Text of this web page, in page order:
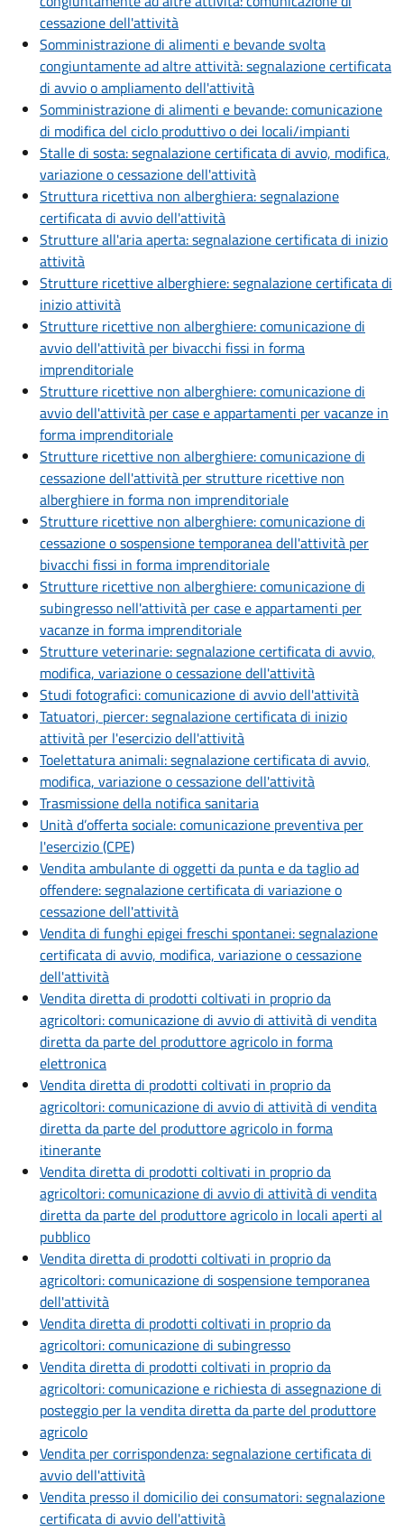
cessazione dell'attività
Somministrazione di alimenti e bevande svolta
congiuntamente ad altre attività: segnalazione certificata
di avvio o ampliamento dell'attività
Somministrazione di alimenti e bevande: comunicazione
di modifica del ciclo produttivo o dei locali/impianti
Stalle di sosta: segnalazione certificata di avvio, modifica,
variazione o cessazione dell'attività
Struttura ricettiva non alberghiera: segnalazione
certificata di avvio dell'attività
Strutture all'aria aperta: segnalazione certificata di inizio
attività
Strutture ricettive alberghiere: segnalazione certificata di
inizio attività
Strutture ricettive non alberghiere: comunicazione di
avvio dell'attività per bivacchi fissi in forma
imprenditoriale
Strutture ricettive non alberghiere: comunicazione di
avvio dell'attività per case e appartamenti per vacanze in
forma imprenditoriale
Strutture ricettive non alberghiere: comunicazione di
cessazione dell'attività per strutture ricettive non
alberghiere in forma non imprenditoriale
Strutture ricettive non alberghiere: comunicazione di
cessazione o sospensione temporanea dell'attività per
bivacchi fissi in forma imprenditoriale
Strutture ricettive non alberghiere: comunicazione di
subingresso nell'attività per case e appartamenti per
vacanze in forma imprenditoriale
Strutture veterinarie: segnalazione certificata di avvio,
modifica, variazione o cessazione dell'attività
Studi fotografici: comunicazione di avvio dell'attività
Tatuatori, piercer: segnalazione certificata di inizio
attività per l'esercizio dell'attività
Toelettatura animali: segnalazione certificata di avvio,
modifica, variazione o cessazione dell'attività
Trasmissione della notifica sanitaria
Unità d’offerta sociale: comunicazione preventiva per
l'esercizio (CPE)
Vendita ambulante di oggetti da punta e da taglio ad
offendere: segnalazione certificata di variazione o
cessazione dell'attività
Vendita di funghi epigei freschi spontanei: segnalazione
certificata di avvio, modifica, variazione o cessazione
dell'attività
Vendita diretta di prodotti coltivati in proprio da
agricoltori: comunicazione di avvio di attività di vendita
diretta da parte del produttore agricolo in forma
elettronica
Vendita diretta di prodotti coltivati in proprio da
agricoltori: comunicazione di avvio di attività di vendita
diretta da parte del produttore agricolo in forma
itinerante
Vendita diretta di prodotti coltivati in proprio da
agricoltori: comunicazione di avvio di attività di vendita
diretta da parte del produttore agricolo in locali aperti al
pubblico
Vendita diretta di prodotti coltivati in proprio da
agricoltori: comunicazione di sospensione temporanea
dell'attività
Vendita diretta di prodotti coltivati in proprio da
agricoltori: comunicazione di subingresso
Vendita diretta di prodotti coltivati in proprio da
agricoltori: comunicazione e richiesta di assegnazione di
posteggio per la vendita diretta da parte del produttore
agricolo
Vendita per corrispondenza: segnalazione certificata di
avvio dell'attività
Vendita presso il domicilio dei consumatori: segnalazione
certificata di avvio dell'attività